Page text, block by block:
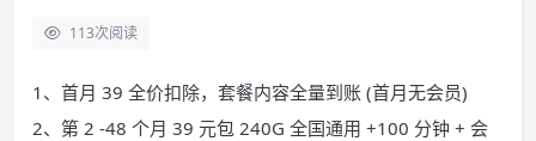
113次阅读
1、首月 39 全价扣除，套餐内容全量到账 (首月无会员)
2、第 2 -48 个月 39 元包 240G 全国通用 +100 分钟 + 会